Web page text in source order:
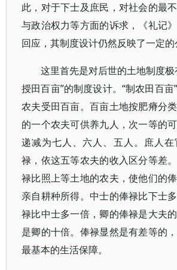
此，对于下士及庶民，对社会的最
与政治权力等方面的诉求，《礼记
回应，其制度设计仍然反映了一定的
这里首先是对后世的土地制度极
授田百亩”的制度设计。“制农田百
农夫受田百亩。百亩土地按肥瘠分
的一个农夫可供养九人，次一等的
递减为七人、六人、五人。庶人
禄，依这五等农夫的收入区分等差
禄比照上等土地的农夫，使他们的
亲自耕种所得。中士的俸禄比下士
禄比中士多一倍，卿的俸禄是大夫
是卿的十倍。俸禄显然是有差等的
最基本的生活保障。